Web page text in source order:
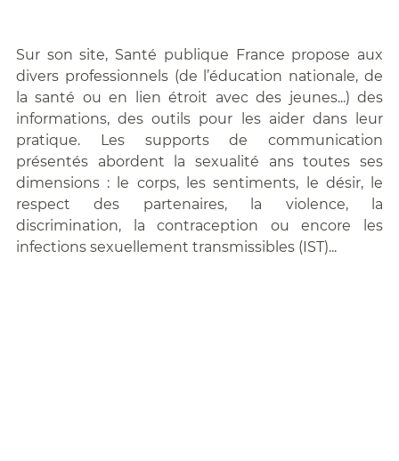
Sur son site, Santé publique France propose aux
divers professionnels (de l’éducation nationale, de
la santé ou en lien étroit avec des jeunes...) des
informations, des outils pour les aider dans leur
pratique. Les supports de communication
présentés abordent la sexualité ans toutes ses
dimensions : le corps, les sentiments, le désir, le
respect des partenaires, la violence, la
discrimination, la contraception ou encore les
infections sexuellement transmissibles (IST)...